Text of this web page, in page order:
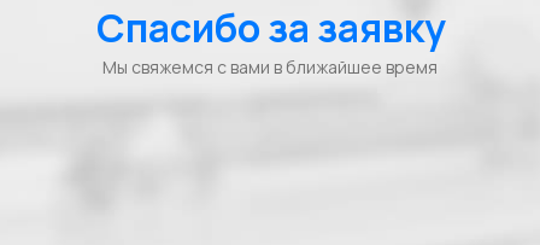
Спасибо за заявку
Мы свяжемся с вами в ближайшее время